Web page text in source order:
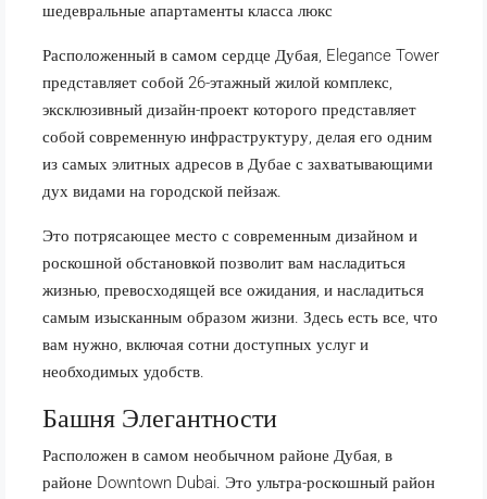
шедевральные апартаменты класса люкс
Расположенный в самом сердце Дубая, Elegance Tower
представляет собой 26-этажный жилой комплекс,
эксклюзивный дизайн-проект которого представляет
собой современную инфраструктуру, делая его одним
из самых элитных адресов в Дубае с захватывающими
дух видами на городской пейзаж.
Это потрясающее место с современным дизайном и
роскошной обстановкой позволит вам насладиться
жизнью, превосходящей все ожидания, и насладиться
самым изысканным образом жизни. Здесь есть все, что
вам нужно, включая сотни доступных услуг и
необходимых удобств.
Башня Элегантности
Расположен в самом необычном районе Дубая, в
районе Downtown Dubai. Это ультра-роскошный район